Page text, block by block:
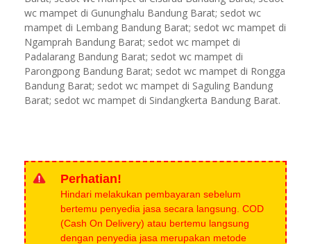
wc mampet di Gununghalu Bandung Barat; sedot wc
mampet di Lembang Bandung Barat; sedot wc mampet di
Ngamprah Bandung Barat; sedot wc mampet di
Padalarang Bandung Barat; sedot wc mampet di
Parongpong Bandung Barat; sedot wc mampet di Rongga
Bandung Barat; sedot wc mampet di Saguling Bandung
Barat; sedot wc mampet di Sindangkerta Bandung Barat.
Perhatian!
Hindari melakukan pembayaran sebelum
bertemu penyedia jasa secara langsung. COD
(Cash On Delivery) atau bertemu langsung
dengan penyedia jasa merupakan metode